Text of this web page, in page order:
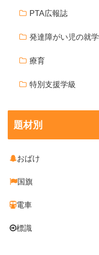
PTA広報誌
発達障がい児の就学
療育
特別支援学級
題材別
おばけ
国旗
電車
標識